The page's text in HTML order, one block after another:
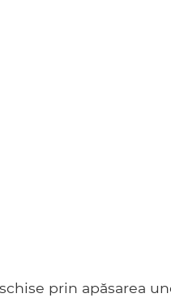
prin apăsarea